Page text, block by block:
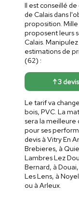
Il est conseillé
de Calais dans
proposition.
proposent leurs
Calais.
estimations de
(62) :
↑ 3
Le tarif va
bois, PVC. La
sera la
pour ses
devis à Vitry En
Brebieres, à
Lambres Lez
Bernard, à
Les Lens, à
ou à Arleux.